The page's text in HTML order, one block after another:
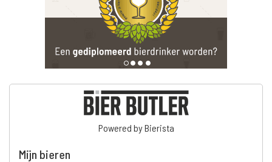
Powered by Bierista
Mijn bieren